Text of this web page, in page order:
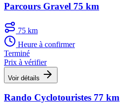
Parcours Gravel 75 km
75 km
Heure à confirmer
Terminé
Prix à vérifier
Voir détails
Rando Cyclotouristes 77 km